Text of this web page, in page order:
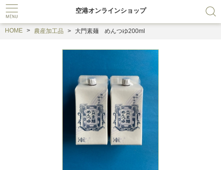
空港オンラインショップ
HOME 農産加工品 大門素麺 めんつゆ200ml